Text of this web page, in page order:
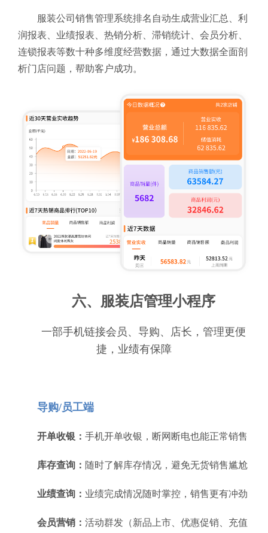
服装公司销售管理系统排名自动生成营业汇总、利
润报表、业绩报表、热销分析、滞销统计、会员分析、
连锁报表等数十种多维度经营数据，通过大数据全面剖
析门店问题，帮助客户成功。
六、服装店管理小程序
一部手机链接会员、导购、店长，管理更便
捷，业绩有保障
导购/员工端
开单收银： 手机开单收银，断网断电也能正常销售
库存查询： 随时了解库存情况，避免无货销售尴尬
业绩查询： 业绩完成情况随时掌控，销售更有冲劲
会员营销： 活动群发（新品上市、优惠促销、充值